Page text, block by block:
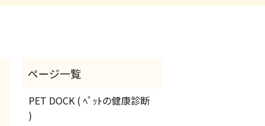
PET DOCK ( ﾍﾟｯﾄの健康診断
)